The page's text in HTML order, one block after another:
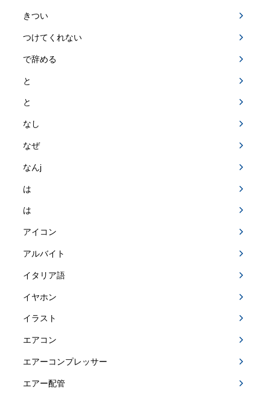
きつい
つけてくれない
で辞める
と
と
なし
なぜ
なんj
は
は
アイコン
アルバイト
イタリア語
イヤホン
イラスト
エアコン
エアーコンプレッサー
エアー配管